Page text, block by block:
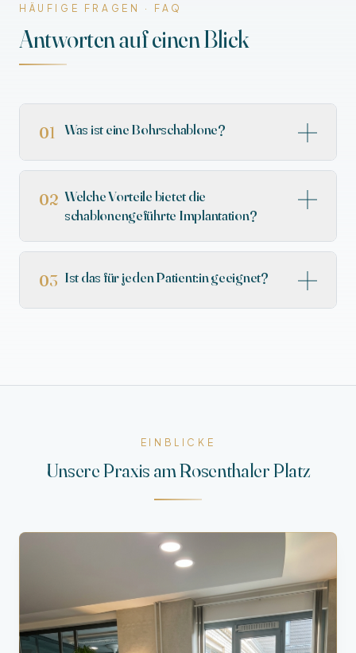
HÄUFIGE FRAGEN · FAQ
Antworten auf einen Blick
01 Was ist eine Bohrschablone?
02 Welche Vorteile bietet die
schablonengeführte Implantation?
03 Ist das für jeden Patient:in geeignet?
EINBLICKE
Unsere Praxis am Rosenthaler Platz